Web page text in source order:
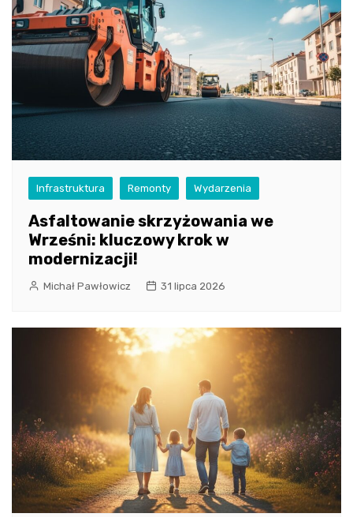
Infrastruktura Remonty Wydarzenia
Asfaltowanie skrzyżowania we
Wrześni: kluczowy krok w
modernizacji!
Michał Pawłowicz 31 lipca 2026